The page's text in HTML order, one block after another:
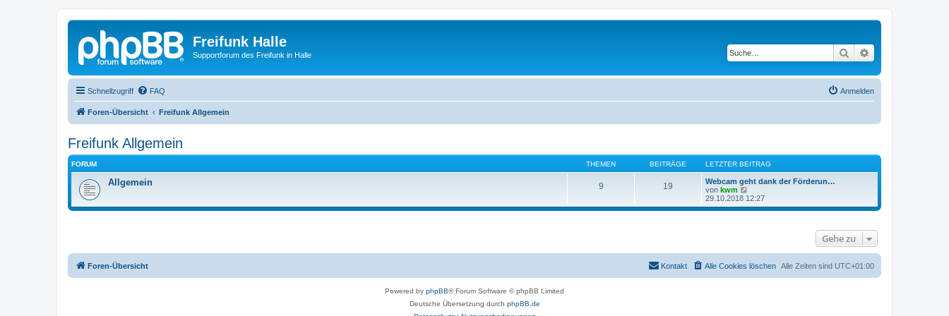
Freifunk Halle
Supportforum des Freifunk in Halle Suche
Schnellzugriff FAQ Anmelden
Foren-Übersicht Freifunk Allgemein
Freifunk Allgemein
FORUM THEMEN BEITRÄGE LETZTER BEITRAG
Allgemein 9 19
Webcam geht dank der Förderun…
von kwm
e
u
e
29.10.2018 12:27
Gehe zu
Foren-Übersicht Alle Zeiten sind UTC+01:00
Alle Cookies löschen
Kontakt
Powered by phpBB® Forum Software © phpBB Limited
Deutsche Übersetzung durch phpBB.de